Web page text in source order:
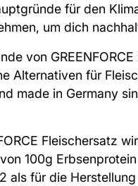
für den
um dich
von
Alternativen für
made in Germany
Fleischersatz
100g
als für die